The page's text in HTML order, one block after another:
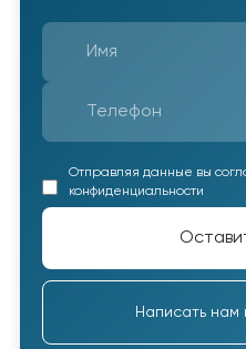
Отправляя данные вы
конфиденциальности
Написать нам